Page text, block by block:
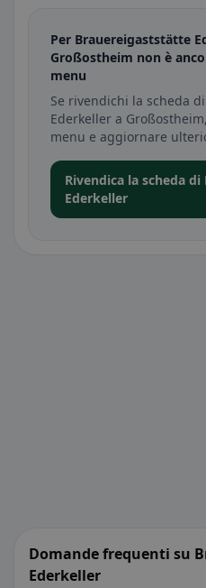
Per Brauereigaststätte
Großostheim non è
menu
Se rivendichi la scheda
Ederkeller a
menu e aggiornare
Rivendica la scheda
Ederkeller
Domande frequenti su
Ederkeller